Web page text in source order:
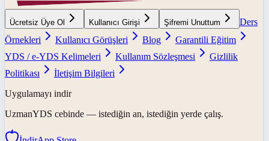
Ücretsiz Üye Ol Kullanıcı Girişi Şifremi Unuttum
Ders
Örnekleri
Kullanıcı Görüşleri Blog
Garantili Eğitim
YDS / e-YDS Kelimeleri
Kullanım Sözleşmesi
Gizlilik
Politikası
İletişim Bilgileri
Uygulamayı indir
UzmanYDS cebinde — istediğin an, istediğin yerde çalış.